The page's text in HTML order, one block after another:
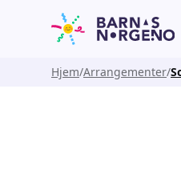
Hjem Arrangementer